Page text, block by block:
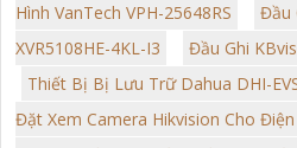
Hình VanTech VPH-25648RS
Đầu
XVR5108HE-4KL-I3
Đầu Ghi
Thiết Bị Bị Lưu Trữ Dahua DHI-
Đặt Xem Camera Hikvision Cho